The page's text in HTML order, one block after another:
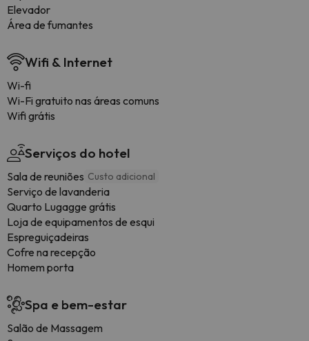
Elevador
Área de fumantes
Wifi & Internet
Wi-fi
Wi-Fi gratuito nas áreas comuns
Wifi grátis
Serviços do hotel
Sala de reuniões Custo adicional
Serviço de lavanderia
Quarto Lugagge grátis
Loja de equipamentos de esqui
Espreguiçadeiras
Cofre na recepção
Homem porta
Spa e bem-estar
Salão de Massagem